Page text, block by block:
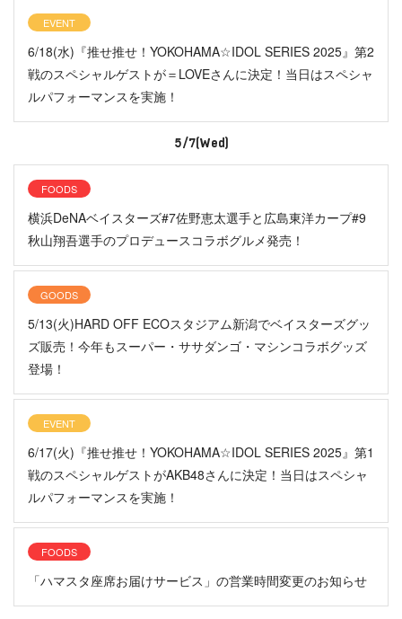
EVENT
6/18(水)『推せ推せ！YOKOHAMA☆IDOL SERIES 2025』第2
戦のスペシャルゲストが＝LOVEさんに決定！当日はスペシャ
ルパフォーマンスを実施！
5/7(Wed)
FOODS
横浜DeNAベイスターズ#7佐野恵太選手と広島東洋カープ#9
秋山翔吾選手のプロデュースコラボグルメ発売！
GOODS
5/13(火)HARD OFF ECOスタジアム新潟でベイスターズグッ
ズ販売！今年もスーパー・ササダンゴ・マシンコラボグッズ
登場！
EVENT
6/17(火)『推せ推せ！YOKOHAMA☆IDOL SERIES 2025』第1
戦のスペシャルゲストがAKB48さんに決定！当日はスペシャ
ルパフォーマンスを実施！
FOODS
「ハマスタ座席お届けサービス」の営業時間変更のお知らせ